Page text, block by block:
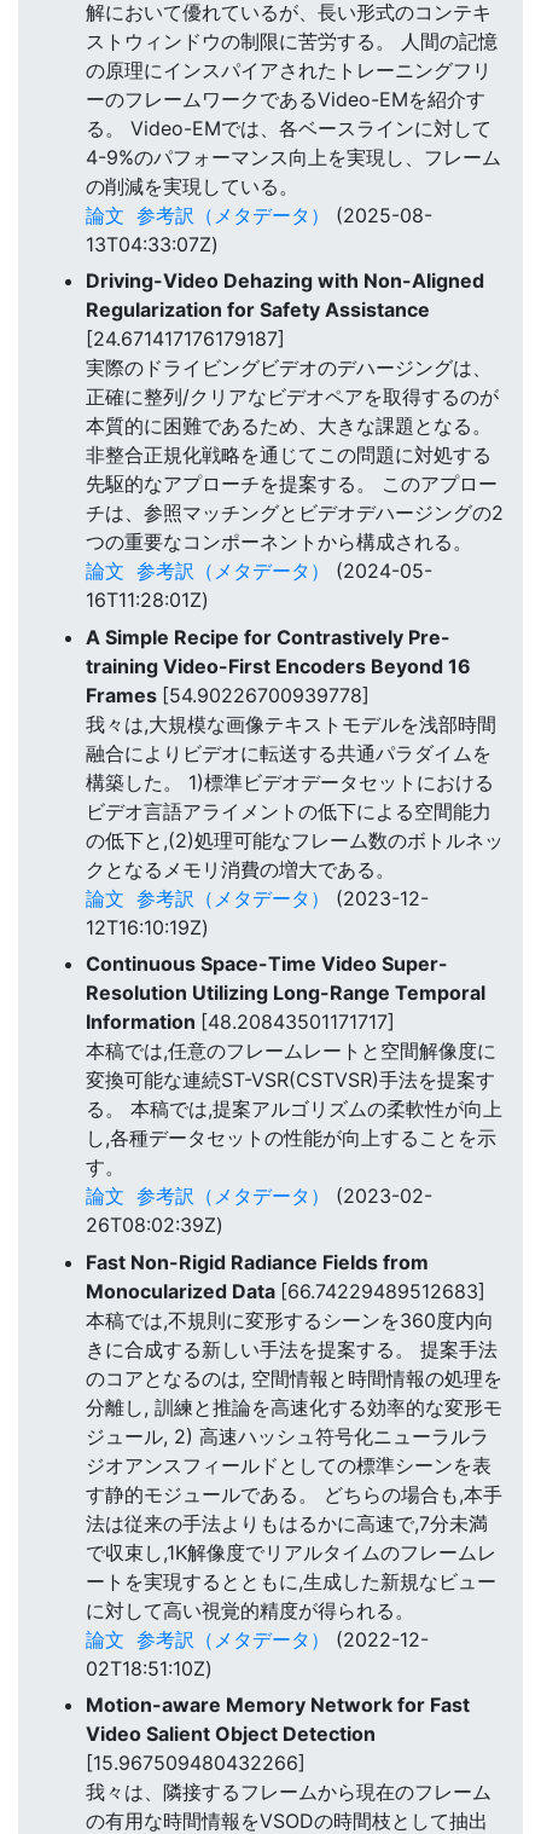
解において優れているが、長い形式のコンテキ
ストウィンドウの制限に苦労する。 人間の記憶
の原理にインスパイアされたトレーニングフリ
ーのフレームワークであるVideo-EMを紹介す
る。 Video-EMでは、各ベースラインに対して
4-9%のパフォーマンス向上を実現し、フレーム
の削減を実現している。
論文 参考訳（メタデータ）
(2025-08-
13T04:33:07Z)
Driving-Video Dehazing with Non-Aligned
Regularization for Safety Assistance
[24.671417176179187]
実際のドライビングビデオのデハージングは、
正確に整列/クリアなビデオペアを取得するのが
本質的に困難であるため、大きな課題となる。
非整合正規化戦略を通じてこの問題に対処する
先駆的なアプローチを提案する。 このアプロー
チは、参照マッチングとビデオデハージングの2
つの重要なコンポーネントから構成される。
論文 参考訳（メタデータ）
(2024-05-
16T11:28:01Z)
A Simple Recipe for Contrastively Pre-
training Video-First Encoders Beyond 16
Frames [54.90226700939778]
我々は,大規模な画像テキストモデルを浅部時間
融合によりビデオに転送する共通パラダイムを
構築した。 1)標準ビデオデータセットにおける
ビデオ言語アライメントの低下による空間能力
の低下と,(2)処理可能なフレーム数のボトルネッ
クとなるメモリ消費の増大である。
論文 参考訳（メタデータ）
(2023-12-
12T16:10:19Z)
Continuous Space-Time Video Super-
Resolution Utilizing Long-Range Temporal
Information [48.20843501171717]
本稿では,任意のフレームレートと空間解像度に
変換可能な連続ST-VSR(CSTVSR)手法を提案す
る。 本稿では,提案アルゴリズムの柔軟性が向上
し,各種データセットの性能が向上することを示
す。
論文 参考訳（メタデータ）
(2023-02-
26T08:02:39Z)
Fast Non-Rigid Radiance Fields from
Monocularized Data [66.74229489512683]
本稿では,不規則に変形するシーンを360度内向
きに合成する新しい手法を提案する。 提案手法
のコアとなるのは, 空間情報と時間情報の処理を
分離し, 訓練と推論を高速化する効率的な変形モ
ジュール, 2) 高速ハッシュ符号化ニューラルラ
ジオアンスフィールドとしての標準シーンを表
す静的モジュールである。 どちらの場合も,本手
法は従来の手法よりもはるかに高速で,7分未満
で収束し,1K解像度でリアルタイムのフレームレ
ートを実現するとともに,生成した新規なビュー
に対して高い視覚的精度が得られる。
論文 参考訳（メタデータ）
(2022-12-
02T18:51:10Z)
Motion-aware Memory Network for Fast
Video Salient Object Detection
[15.967509480432266]
我々は、隣接するフレームから現在のフレーム
の有用な時間情報をVSODの時間枝として抽出